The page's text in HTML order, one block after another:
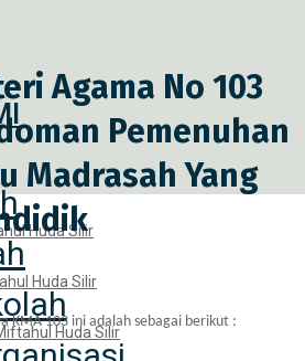
Huda Silir
Huda Silir
Huda Silir
Agama No 103
Pemenuhan
Madrasah Yang
KMA 103 ini adalah sebagai berikut :